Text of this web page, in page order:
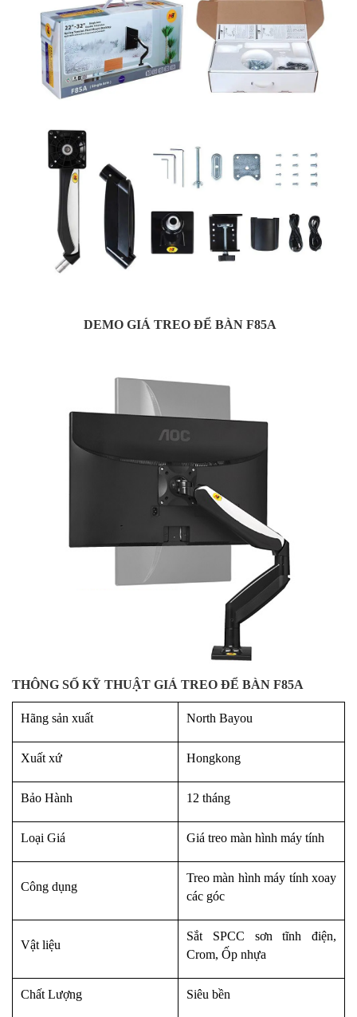
DEMO GIÁ TREO ĐỂ BÀN F85A
THÔNG SỐ KỸ THUẬT GIÁ TREO ĐỂ BÀN F85A
Hãng sản xuất North Bayou
Xuất xứ Hongkong
Bảo Hành 12 tháng
Loại Giá Giá treo màn hình máy tính
Công dụng
Treo màn hình máy tính xoay
các góc
Vật liệu
Sắt SPCC sơn tĩnh điện,
Crom, Ốp nhựa
Chất Lượng Siêu bền